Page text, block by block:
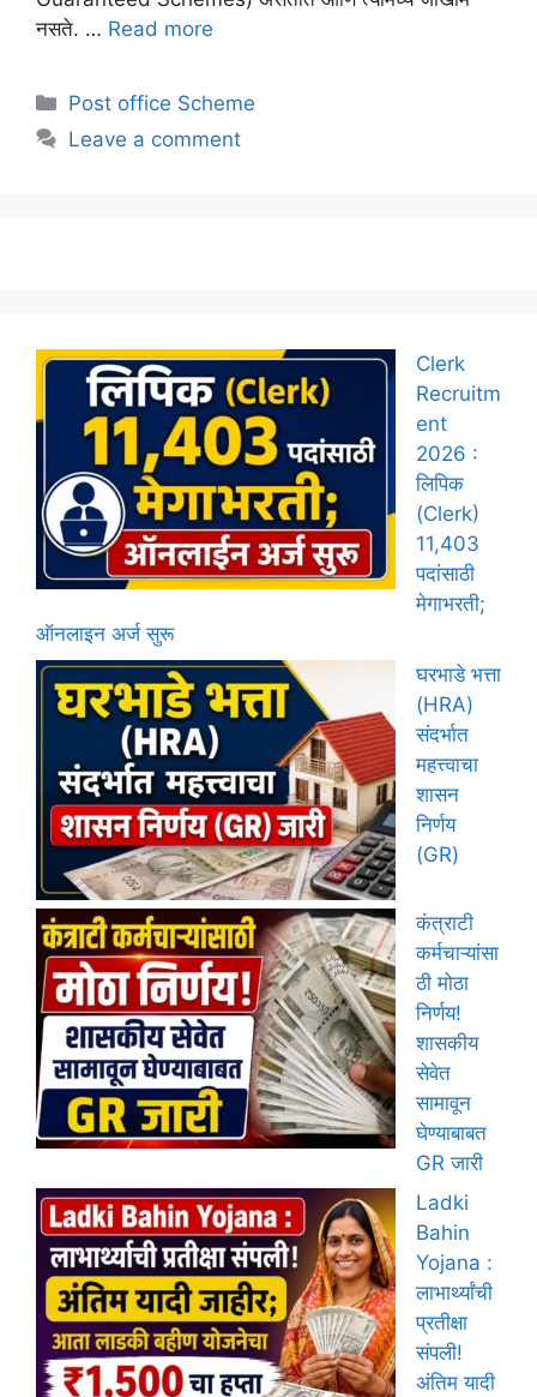
नसते. … Read more
Categories
Post office Scheme
Leave a comment
Clerk
Recruitm
ent
2026 :
लिपिक
(Clerk)
11,403
पदांसाठी
मेगाभरती;
ऑनलाइन अर्ज सुरू
घरभाडे भत्ता
(HRA)
संदर्भात
महत्त्वाचा
शासन
निर्णय
(GR)
कंत्राटी
कर्मचाऱ्यांसा
ठी मोठा
निर्णय!
शासकीय
सेवेत
सामावून
घेण्याबाबत
GR जारी
Ladki
Bahin
Yojana :
लाभार्थ्यांची
प्रतीक्षा
संपली!
अंतिम यादी